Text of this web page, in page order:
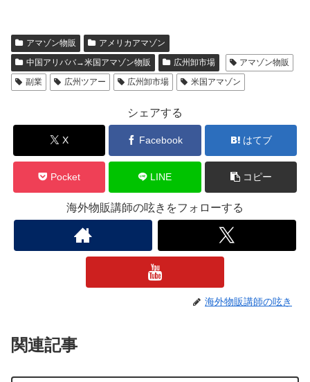
アマゾン物販
アメリカアマゾン
中国アリババ→米国アマゾン物販
広州卸市場
アマゾン物販
副業
広州ツアー 広州卸市場 米国アマゾン
シェアする
X Facebook はてブ
Pocket LINE コピー
海外物販講師の呟きをフォローする
海外物販講師の呟き
関連記事